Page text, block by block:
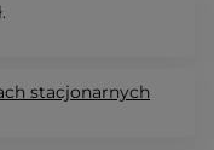
stacjonarnych